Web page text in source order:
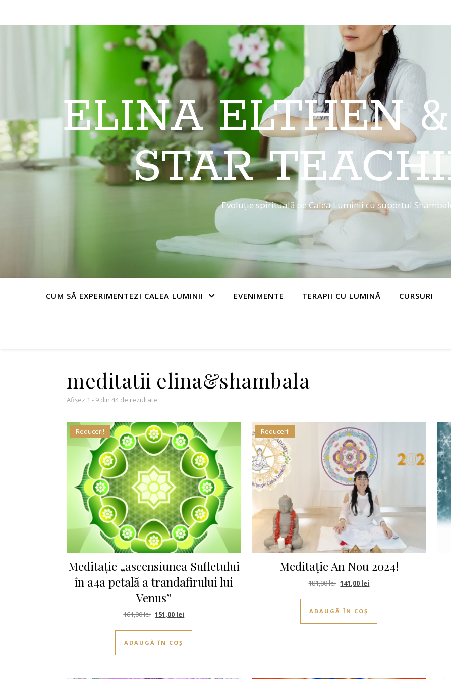
ELINA ELTHEN
STAR
Evoluție spirituală pe Calea Luminii cu suportul
CUM SĂ EXPERIMENTEZI CALEA LUMINII EVENIMENTE TERAPII CU LUMINĂ CURSURI
meditatii elina&shambala
Afișez 1 - 9 din 44 de rezultate
Reduceri!
Meditație „ascensiunea Sufletului
în a4a petală a trandafirului lui
Venus”
161,00lei Prețul inițial a fost: 161,00 lei.
151,00 lei
ADAUGĂ ÎN COȘ
Reduceri!
Meditație An Nou 2024!
181,00lei Prețul inițial a fost: 181,00 lei.
141,00 lei
ADAUGĂ ÎN COȘ